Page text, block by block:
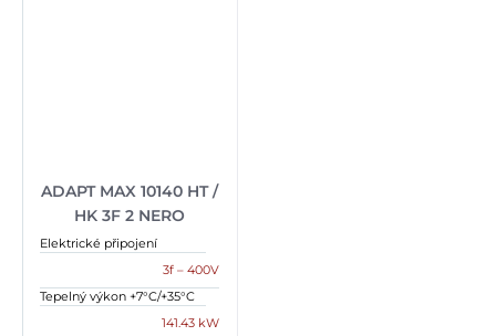
ADAPT MAX 10140 HT /
HK 3F 2 NERO
Elektrické připojení
3f – 400V
Tepelný výkon +7°C/+35°C
141.43 kW